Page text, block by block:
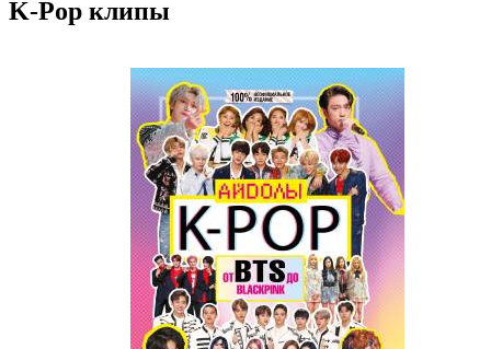
K-Pop клипы